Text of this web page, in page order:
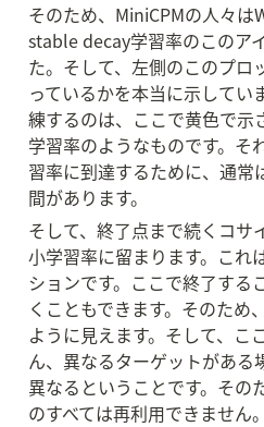
そのため、MiniCPMの人々
stable decay学習率のこのア
た。そして、左側のこのプロ
っているかを本当に示してい
練するのは、ここで黄色で示
学習率のようなものです。そ
習率に到達するために、通常
間があります。
そして、終了点まで続くコサ
小学習率に留まります。これ
ションです。ここで終了する
くこともできます。そのため
ように見えます。そして、こ
ん、異なるターゲットがある
異なるということです。その
のすべては再利用できません。